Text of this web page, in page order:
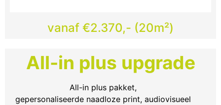
vanaf €2.370,- (20m²)
All-in plus upgrade
All-in plus pakket,
gepersonaliseerde naadloze print, audiovisueel